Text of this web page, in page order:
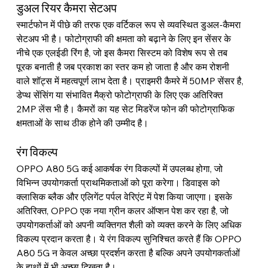
डुअल रियर कैमरा सेटअप
स्मार्टफोन में पीछे की तरफ एक वर्टिकल रूप से व्यवस्थित डुअल-कैमरा
सेटअप भी है। फोटोग्राफी की क्षमता को बढ़ाने के लिए इन सेंसर के
नीचे एक एलईडी रिंग है, जो इस कैमरा सिस्टम को विशेष रूप से तब
पूरक बनाती है जब प्रकाश का स्तर कम हो जाता है और कम रोशनी
वाले शॉट्स में महत्वपूर्ण लाभ देता है। प्राइमरी कैमरे में 50MP सेंसर है,
डेप्थ सेंसिंग या संभावित मैक्रो फोटोग्राफी के लिए एक अतिरिक्त
2MP लेंस भी है। कैमरों का यह सेट मिडरेंज फोन की फोटोग्राफिक
क्षमताओं के साथ ठीक होने की उम्मीद है।
रंग विकल्प
OPPO A80 5G कई आकर्षक रंग विकल्पों में उपलब्ध होगा, जो
विभिन्न उपयोगकर्ता प्राथमिकताओं को पूरा करेगा। डिवाइस को
क्लासिक ब्लैक और एलिगेंट पर्पल वेरिएंट में पेश किया जाएगा। इसके
अतिरिक्त, OPPO एक नया ग्रीन कलर ऑप्शन पेश कर रहा है, जो
उपयोगकर्ताओं को अपनी व्यक्तिगत शैली को व्यक्त करने के लिए अधिक
विकल्प प्रदान करता है। ये रंग विकल्प सुनिश्चित करते हैं कि OPPO
A80 5G न केवल अच्छा प्रदर्शन करता है बल्कि अपने उपयोगकर्ताओं